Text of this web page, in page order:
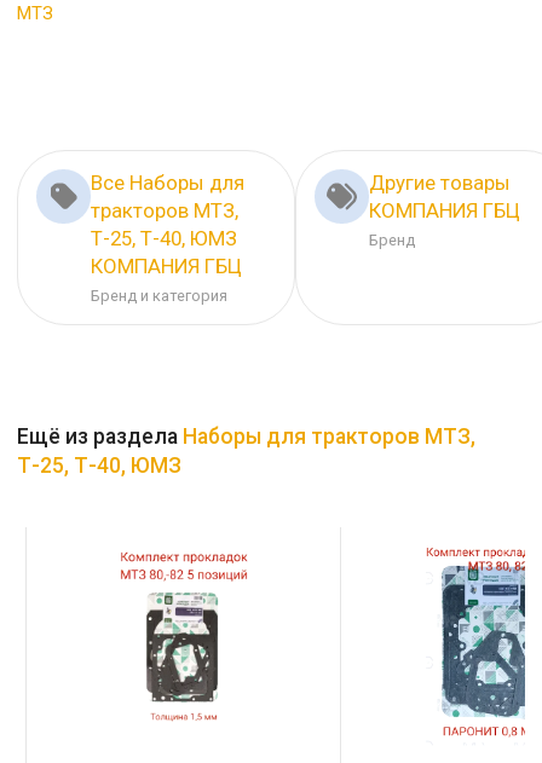
МТЗ
Все Наборы для
тракторов МТЗ,
Т-25, Т-40, ЮМЗ
КОМПАНИЯ ГБЦ
Бренд и категория
Другие товары
КОМПАНИЯ ГБЦ
Бренд
Ещё из раздела Наборы для тракторов МТЗ,
Т-25, Т-40, ЮМЗ